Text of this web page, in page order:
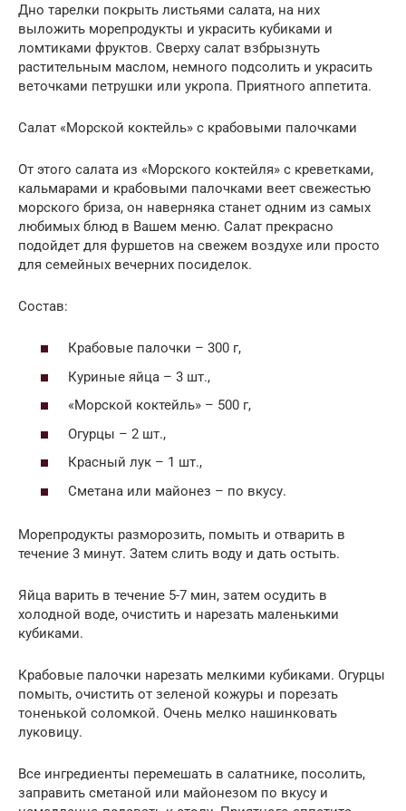
Дно тарелки покрыть листьями салата, на них
выложить морепродукты и украсить кубиками и
ломтиками фруктов. Сверху салат взбрызнуть
растительным маслом, немного подсолить и украсить
веточками петрушки или укропа. Приятного аппетита.
Салат «Морской коктейль» с крабовыми палочками
От этого салата из «Морского коктейля» с креветками,
кальмарами и крабовыми палочками веет свежестью
морского бриза, он наверняка станет одним из самых
любимых блюд в Вашем меню. Салат прекрасно
подойдет для фуршетов на свежем воздухе или просто
для семейных вечерних посиделок.
Состав:
Крабовые палочки – 300 г,
Куриные яйца – 3 шт.,
«Морской коктейль» – 500 г,
Огурцы – 2 шт.,
Красный лук – 1 шт.,
Сметана или майонез – по вкусу.
Морепродукты разморозить, помыть и отварить в
течение 3 минут. Затем слить воду и дать остыть.
Яйца варить в течение 5-7 мин, затем осудить в
холодной воде, очистить и нарезать маленькими
кубиками.
Крабовые палочки нарезать мелкими кубиками. Огурцы
помыть, очистить от зеленой кожуры и порезать
тоненькой соломкой. Очень мелко нашинковать
луковицу.
Все ингредиенты перемешать в салатнике, посолить,
заправить сметаной или майонезом по вкусу и